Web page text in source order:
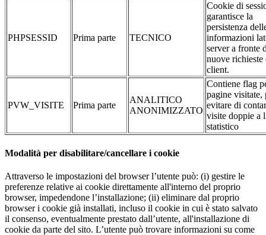
PHPSESSID Prima parte TECNICO
Cookie di
garantisce la
persistenza
informazioni
server a fronte
nuove richieste
client.
PVW_VISITE Prima parte
ANALITICO
ANONIMIZZATO
Contiene flag
pagine visitate,
evitare di
visite doppie a
statistico
Modalità per disabilitare/cancellare i cookie
Attraverso le impostazioni del browser l’utente può: (i) gestire le
preferenze relative ai cookie direttamente all'interno del proprio
browser, impedendone l’installazione; (ii) eliminare dal proprio
browser i cookie già installati, incluso il cookie in cui è stato salvato
il consenso, eventualmente prestato dall’utente, all'installazione di
cookie da parte del sito. L’utente può trovare informazioni su come